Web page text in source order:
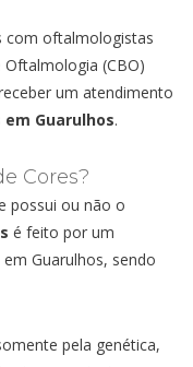
com oftalmologistas
(CBO)
um atendimento
Guarulhos.
Cores?
possui ou não o
é feito por um
Guarulhos, sendo
pela genética,